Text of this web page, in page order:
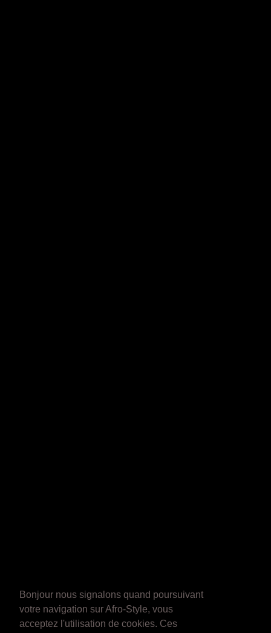
Bonjour nous signalons quand poursuivant
votre navigation sur Afro-Style, vous
acceptez l'utilisation de cookies. Ces